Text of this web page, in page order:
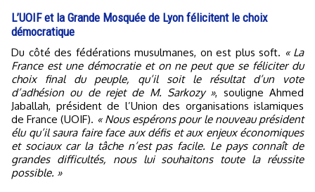
L’UOIF et la Grande Mosquée de Lyon félicitent le choix
démocratique
Du côté des fédérations musulmanes, on est plus soft. « La
France est une démocratie et on ne peut que se féliciter du
choix final du peuple, qu’il soit le résultat d’un vote
d’adhésion ou de rejet de M. Sarkozy », souligne Ahmed
Jaballah, président de l’Union des organisations islamiques
de France (UOIF). « Nous espérons pour le nouveau président
élu qu’il saura faire face aux défis et aux enjeux économiques
et sociaux car la tâche n’est pas facile. Le pays connaît de
grandes difficultés, nous lui souhaitons toute la réussite
possible. »